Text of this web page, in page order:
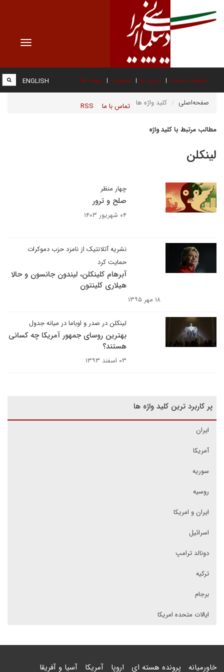
Toggle
صفحه نخست درباره ما عضویت پیوند ها
تماس با ما RSS
ENGLISH
صفحه‌اصلی کلید واژه ها
مطالب مرتبط با کلید واژه
لینکلن
چهار منظر
صلح و ترور
۰۴ شهریور ۱۴۰۳
نشریه آتلانتیک از نامزد حزب دموکرات
حمایت کرد
آبرهام کلینکلن، لیندون جانسون و حالا
هیلاری کلینتون
۱۸ مهر ۱۳۹۵
لینکلن در صدر و اوباما در میانه جدول
بهترین روسای جمهور آمریکا چه کسانی
هستند؟
۰۳ اسفند ۱۳۹۳
پر کاربرد ترین کلید واژه ها
ایران
آمریکا
سوریه
روسیه
ایران و امریکا
اسرائیل
دونالد ترامپ
ترکیه
برجام
ایالات متحده امریکا
خاورمیانه پرونده هسته ای اروپا آمریکا آسیا و آفریقا